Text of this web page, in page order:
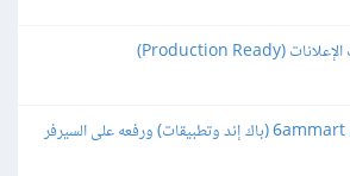
تركيب وتخصيص سكريبت 6ammart (باك إند وتطبيقات) ورفعه على السيرفر